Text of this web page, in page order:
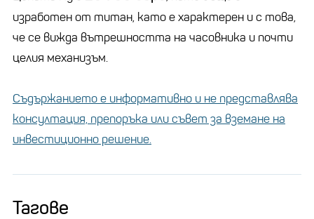
изработен от титан, като е характерен и с това,
че се вижда вътрешността на часовника и почти
целия механизъм.
Съдържанието е информативно и не представлява
консултация, препоръка или съвет за вземане на
инвестиционно решение.
Тагове